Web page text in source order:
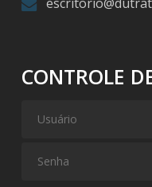
CONTROLE